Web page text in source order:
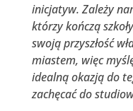
inicjatyw. Zależy
którzy kończą
swoją przyszłość
miastem, więc
idealną okazją do
zachęcać do